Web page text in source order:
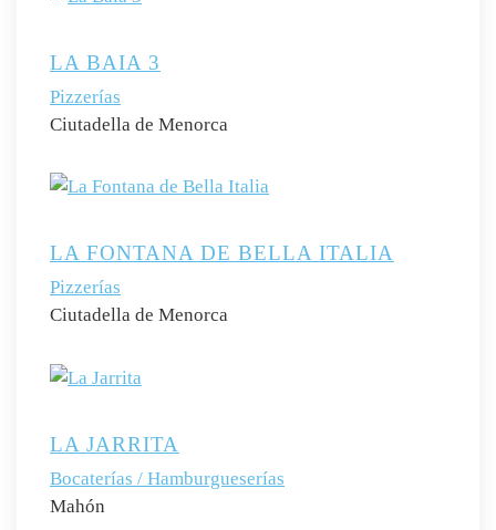
LA BAIA 3
Pizzerías
Ciutadella de Menorca
LA FONTANA DE BELLA ITALIA
Pizzerías
Ciutadella de Menorca
LA JARRITA
Bocaterías / Hamburgueserías
Mahón